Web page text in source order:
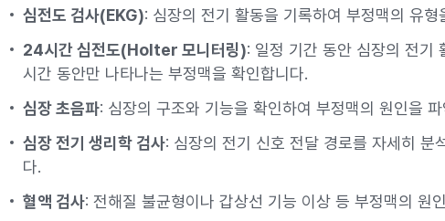
심전도 검사(EKG): 심장의 전기 활동을 기록하여 부정맥의 유형
24시간 심전도(Holter 모니터링): 일정 기간 동안 심장의 전기
시간 동안만 나타나는 부정맥을 확인합니다.
심장 초음파: 심장의 구조와 기능을 확인하여 부정맥의 원인을
심장 전기 생리학 검사: 심장의 전기 신호 전달 경로를 자세히 분
다.
혈액 검사: 전해질 불균형이나 갑상선 기능 이상 등 부정맥의 원